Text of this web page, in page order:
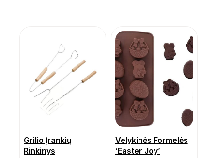
Grilio Įrankių
Rinkinys
Velykinės Formelės
‘Easter Joy’